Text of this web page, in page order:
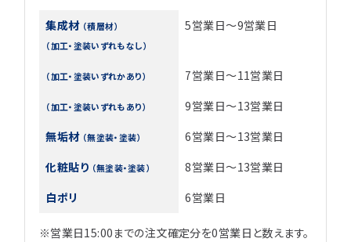
集成材 （積層材）
（加工・塗装いずれもなし）
5営業日～9営業日
（加工・塗装いずれかあり） 7営業日～11営業日
（加工・塗装いずれもあり）
9営業日～13営業日
無垢材 （無塗装・塗装）
6営業日～13営業日
化粧貼り （無塗装・塗装）
8営業日～13営業日
白ポリ
6営業日
※営業日15:00までの注文確定分を0営業日と数えます。